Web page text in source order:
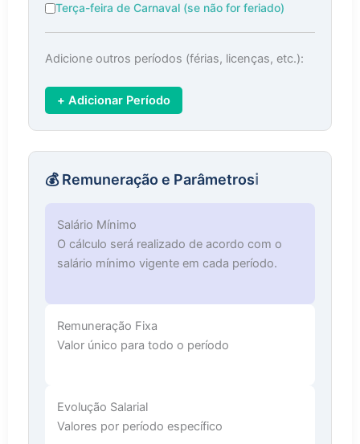
Terça-feira de Carnaval (se não for feriado)
Adicione outros períodos (férias, licenças, etc.):
+ Adicionar Período
💰 Remuneração e Parâmetrosℹ️
Salário Mínimo
O cálculo será realizado de acordo com o
salário mínimo vigente em cada período.
Remuneração Fixa
Valor único para todo o período
Evolução Salarial
Valores por período específico